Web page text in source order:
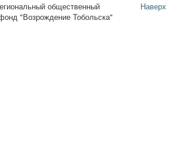
Наверх
общественный
"Возрождение Тобольска"